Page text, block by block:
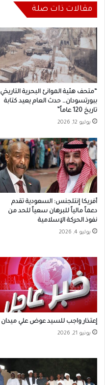
مقالات ذات صلة
“متحف هئية الموانئ البحرية التاريخي
ببورتسودان… حدث العام يعيد كتابة
تاريخ 120 عاماً”
يوليو 12, 2026
أفريكا إنتلجنس: السعودية تقدم
دعماً مالياً للبرهان سعياً للحد من
نفوذ الحركة الإسلامية
يوليو 4, 2026
إعتذار واجب للسيد عوض علي ميدان
يونيو 21, 2026